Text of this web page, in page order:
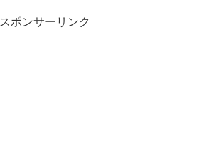
スポンサーリンク